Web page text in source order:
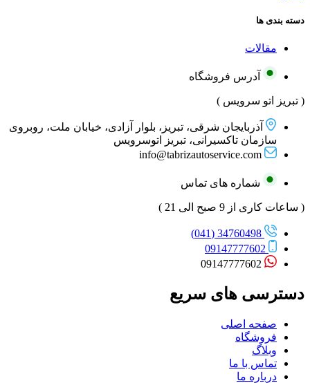
دسته بندی ها
مقالات
آدرس فروشگاه
( تبریز اتو سرویس )
آذربایجان شرقی، تبریز، بلوار آزادی، خیابان ملت، روبروی
سازمان تاکسیرانی، تبریز اتوسرویس
info@tabrizautoservice.com
شماره های تماس
( ساعات کاری از 9 صبح الی 21 )
34760498 (041)
09147777602
09147777602
دسترسی های سریع
صفحه اصلی
فروشگاه
وبلاگ
تماس با ما
درباره ما